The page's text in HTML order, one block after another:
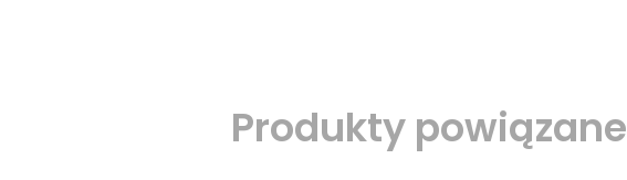
Produkty powiązane